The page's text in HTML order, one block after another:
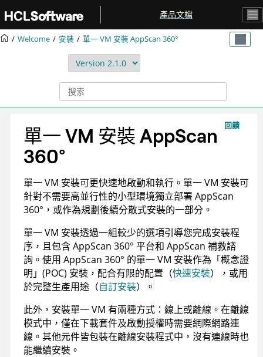
產品文檔
Welcome 安裝 單一 VM 安裝 AppScan 360°
回饋
單一 VM 安裝 AppScan
360°
單一 VM 安裝可更快速地啟動和執行。單一 VM 安裝可
針對不需要高並行性的小型環境獨立部署AppScan
360° ，或作為規劃後續分散式安裝的一部分。
單一 VM 安裝透過一組較少的選項引導您完成安裝程
序，且包含AppScan 360° 平台和 AppScan 補救諮
詢 。使用 AppScan 360° 的單一 VM 安裝作為「概念證
明」(POC) 安裝，配合有限的配置（快速安裝），或用
於完整生產用途（自訂安裝）。
此外，安裝單一 VM 有兩種方式：線上或離線。在離線
模式中，僅在下載套件及啟動授權時需要網際網路連
線。其他元件皆包裝在離線安裝程式中，沒有連線時也
能繼續安裝。